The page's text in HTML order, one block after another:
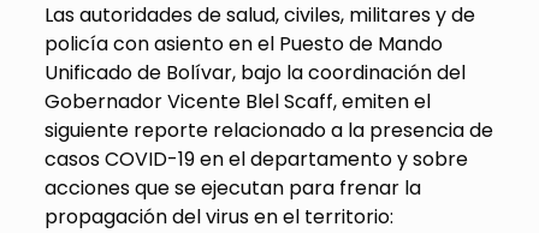
Las autoridades de salud, civiles, militares y de
policía con asiento en el Puesto de Mando
Unificado de Bolívar, bajo la coordinación del
Gobernador Vicente Blel Scaff, emiten el
siguiente reporte relacionado a la presencia de
casos COVID-19 en el departamento y sobre
acciones que se ejecutan para frenar la
propagación del virus en el territorio: